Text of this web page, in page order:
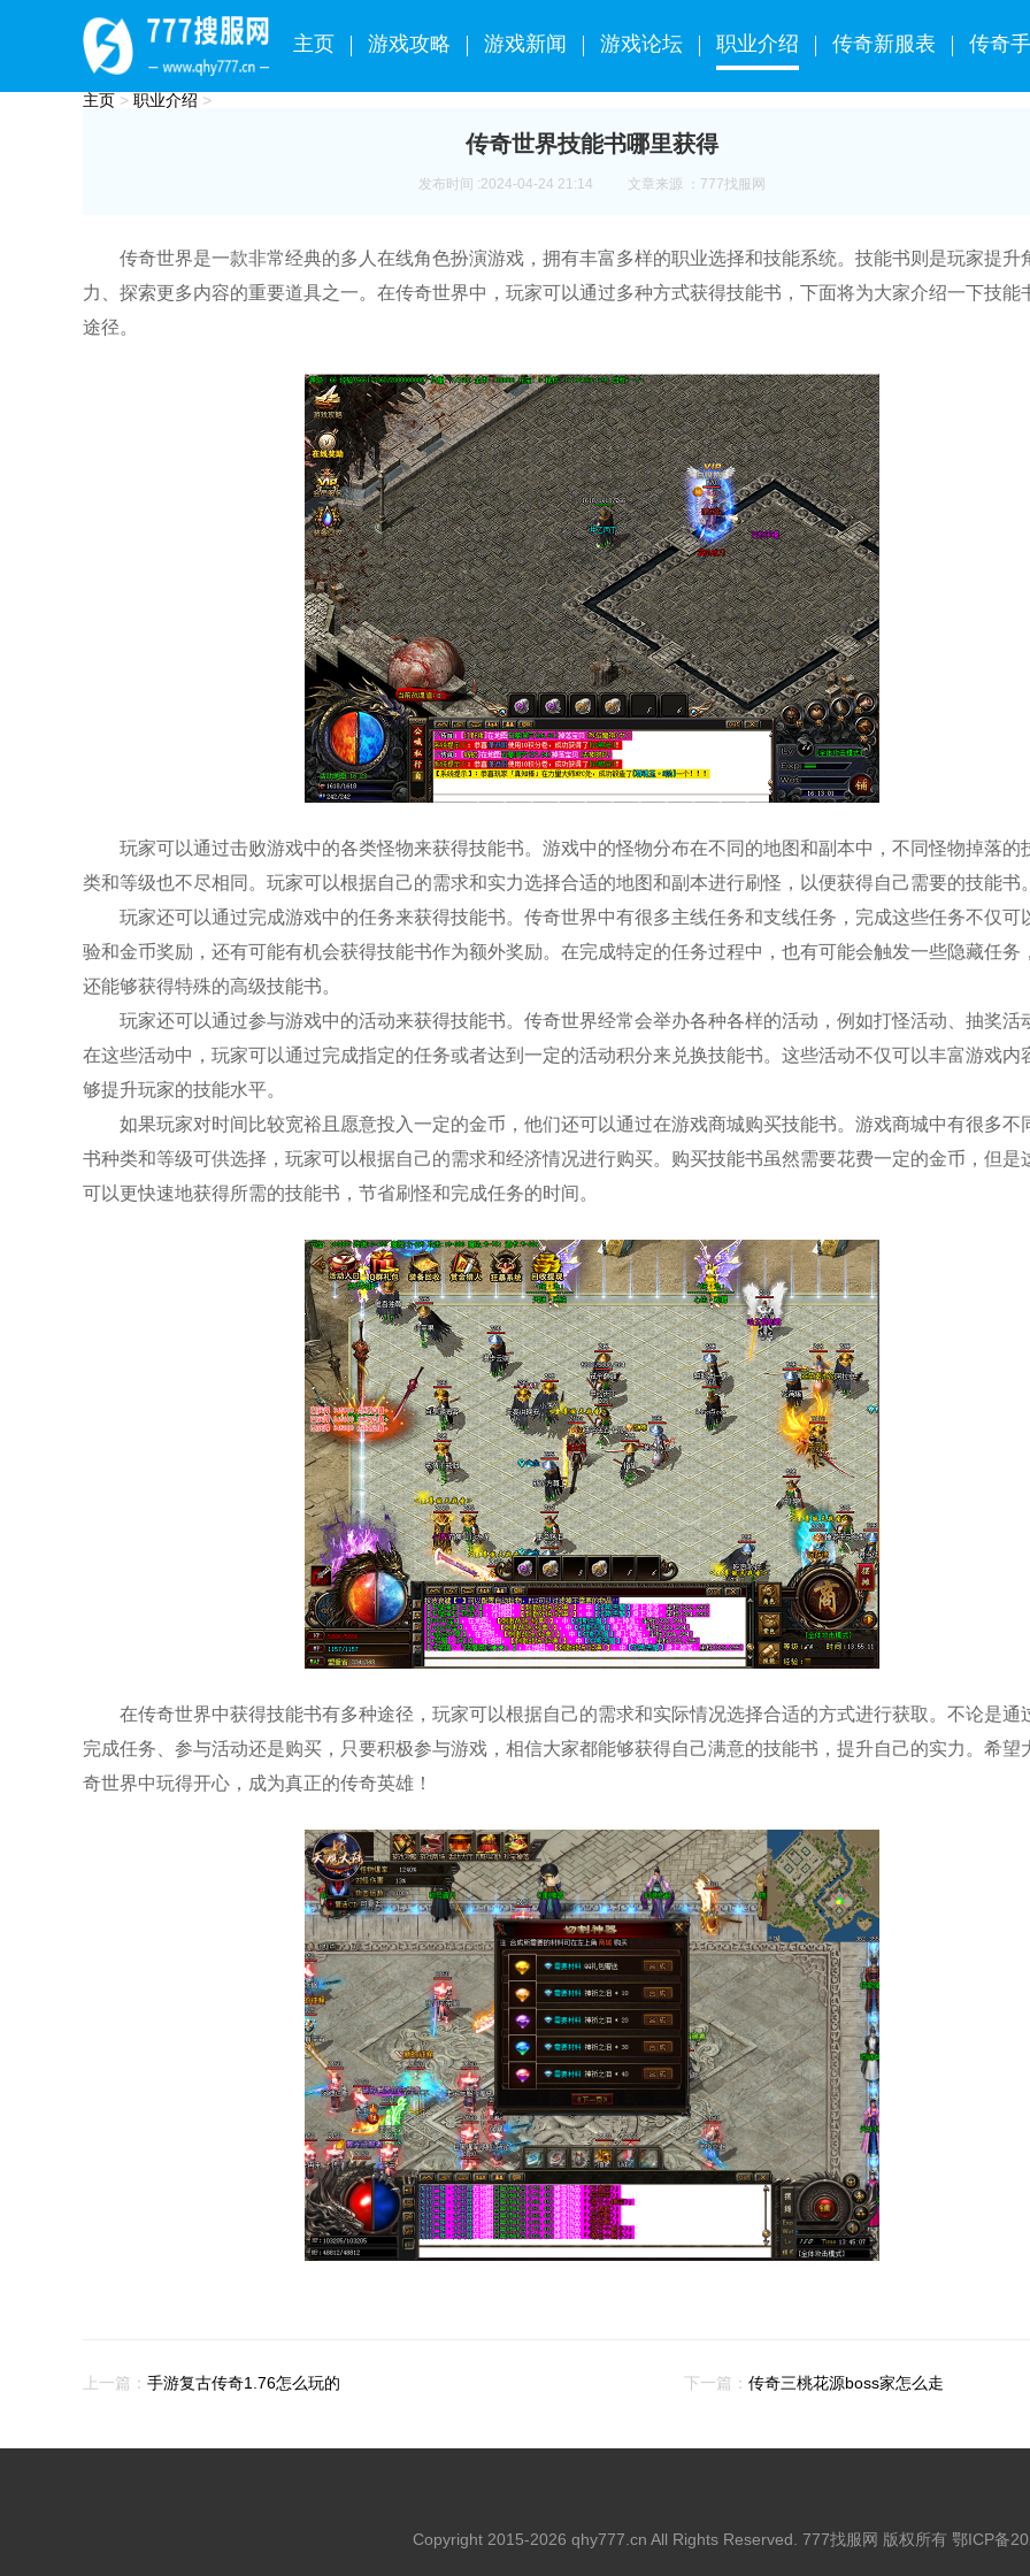
主页 游戏攻略 游戏新闻 游戏论坛 职业介绍 传奇新服表 传奇
主页 > 职业介绍 >
传奇世界技能书哪里获得
发布时间 :2024-04-24 21:14 文章来源 ：777找服网
传奇世界是一款非常经典的多人在线角色扮演游戏，拥有丰富多样的职业选择和技能系统。技能书则是玩家提升
力、探索更多内容的重要道具之一。在传奇世界中，玩家可以通过多种方式获得技能书，下面将为大家介绍一下技能
途径。
玩家可以通过击败游戏中的各类怪物来获得技能书。游戏中的怪物分布在不同的地图和副本中，不同怪物掉落的
类和等级也不尽相同。玩家可以根据自己的需求和实力选择合适的地图和副本进行刷怪，以便获得自己需要的技能书。
玩家还可以通过完成游戏中的任务来获得技能书。传奇世界中有很多主线任务和支线任务，完成这些任务不仅可
验和金币奖励，还有可能有机会获得技能书作为额外奖励。在完成特定的任务过程中，也有可能会触发一些隐藏任务
还能够获得特殊的高级技能书。
玩家还可以通过参与游戏中的活动来获得技能书。传奇世界经常会举办各种各样的活动，例如打怪活动、抽奖活
在这些活动中，玩家可以通过完成指定的任务或者达到一定的活动积分来兑换技能书。这些活动不仅可以丰富游戏内
够提升玩家的技能水平。
如果玩家对时间比较宽裕且愿意投入一定的金币，他们还可以通过在游戏商城购买技能书。游戏商城中有很多不
书种类和等级可供选择，玩家可以根据自己的需求和经济情况进行购买。购买技能书虽然需要花费一定的金币，但是
可以更快速地获得所需的技能书，节省刷怪和完成任务的时间。
在传奇世界中获得技能书有多种途径，玩家可以根据自己的需求和实际情况选择合适的方式进行获取。不论是通
完成任务、参与活动还是购买，只要积极参与游戏，相信大家都能够获得自己满意的技能书，提升自己的实力。希望
奇世界中玩得开心，成为真正的传奇英雄！
上一篇： 手游复古传奇1.76怎么玩的 下一篇： 传奇三桃花源boss家怎么走
Copyright 2015-2026 qhy777.cn All Rights Reserved. 777找服网 版权所有 鄂ICP备